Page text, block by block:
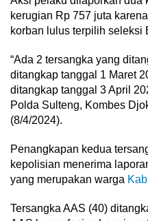
kerugian Rp 757 juta
korban lulus terpilih seleksi
“Ada 2 tersangka yang
ditangkap tanggal 1 Maret
ditangkap tanggal 3 April
Polda Sulteng, Kombes
(8/4/2024).
Penangkapan kedua
kepolisian menerima
yang merupakan warga
Tersangka AAS (40)